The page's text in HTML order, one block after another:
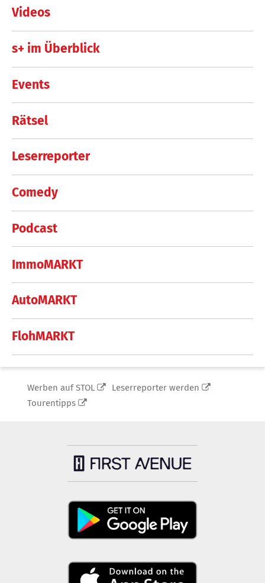
Videos
s+ im Überblick
Events
Rätsel
Leserreporter
Comedy
Podcast
ImmoMARKT
AutoMARKT
FlohMARKT
Werben auf STOL
Leserreporter werden
Tourentipps